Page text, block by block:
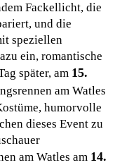
Fackellicht, die
und die
speziellen
ein, romantische
später, am 15.
am Watles
humorvolle
dieses Event zu
am Watles am 14.